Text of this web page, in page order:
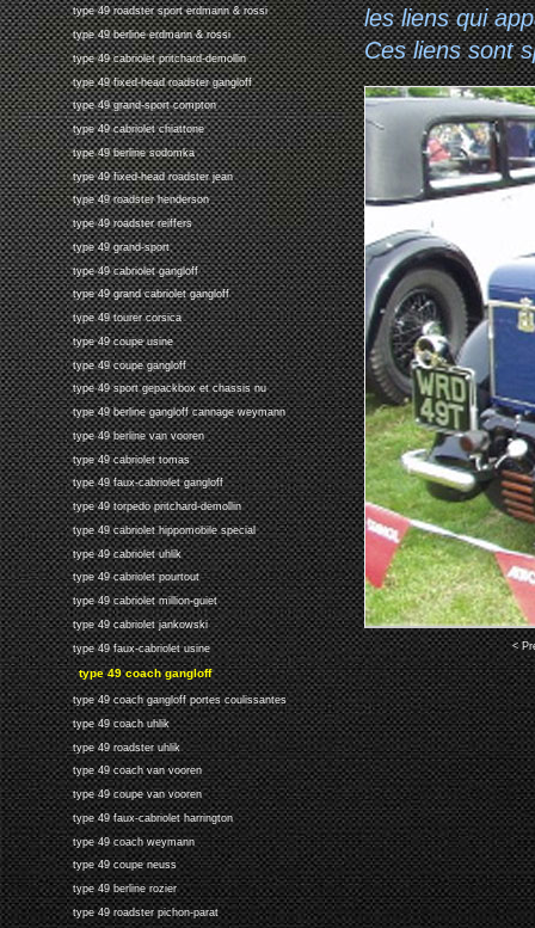
type 49 roadster sport erdmann & rossi
type 49 berline erdmann & rossi
type 49 cabriolet pritchard-demollin
type 49 fixed-head roadster gangloff
type 49 grand-sport compton
type 49 cabriolet chiattone
type 49 berline sodomka
type 49 fixed-head roadster jean
type 49 roadster henderson
type 49 roadster reiffers
type 49 grand-sport
type 49 cabriolet gangloff
type 49 grand cabriolet gangloff
type 49 tourer corsica
type 49 coupe usine
type 49 coupe gangloff
type 49 sport gepackbox et chassis nu
type 49 berline gangloff cannage weymann
type 49 berline van vooren
type 49 cabriolet tomas
type 49 faux-cabriolet gangloff
type 49 torpedo pritchard-demollin
type 49 cabriolet hippomobile special
type 49 cabriolet uhlik
type 49 cabriolet pourtout
type 49 cabriolet million-guiet
type 49 cabriolet jankowski
type 49 faux-cabriolet usine
type 49 coach gangloff
type 49 coach gangloff portes coulissantes
type 49 coach uhlik
type 49 roadster uhlik
type 49 coach van vooren
type 49 coupe van vooren
type 49 faux-cabriolet harrington
type 49 coach weymann
type 49 coupe neuss
type 49 berline rozier
type 49 roadster pichon-parat
les liens qui
Ces liens sont
<